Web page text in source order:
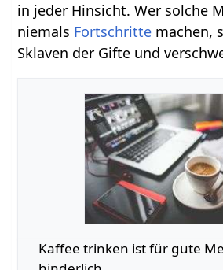
in jeder Hinsicht. Wer solche
niemals Fortschritte machen,
Sklaven der Gifte und
Kaffee trinken ist für gute